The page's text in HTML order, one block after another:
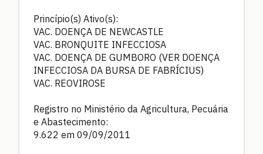
Princípio(s) Ativo(s):
VAC. DOENÇA DE NEWCASTLE
VAC. BRONQUITE INFECCIOSA
VAC. DOENÇA DE GUMBORO (VER DOENÇA
INFECCIOSA DA BURSA DE FABRÍCIUS)
VAC. REOVIROSE
Registro no Ministério da Agricultura, Pecuária
e Abastecimento:
9.622 em 09/09/2011